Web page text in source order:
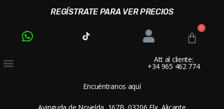
REGÍSTRATE PARA VER PRECIOS
Att al cliente:
+34 965 462 774
Encuéntranos aquí